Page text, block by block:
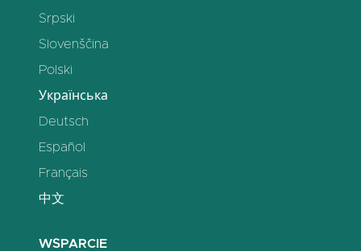
Srpski
Slovenščina
Polski
Українська
Deutsch
Español
Français
中文
WSPARCIE